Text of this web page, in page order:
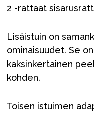
2 -rattaat
Lisäistuin on
ominaisuudet. Se
kaksinkertainen
kohden.
Toisen istuimen